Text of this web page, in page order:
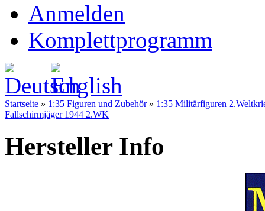
Anmelden
Komplettprogramm
Startseite » 1:35 Figuren und Zubehör» 1:35 Militärfiguren
Fallschirmjäger 1944 2.WK
Hersteller Info